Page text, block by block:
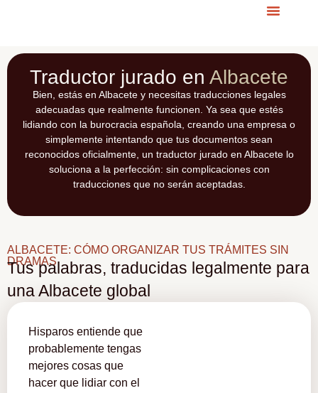
Traductor jurado en Albacete
Bien, estás en Albacete y necesitas traducciones legales
adecuadas que realmente funcionen. Ya sea que estés
lidiando con la burocracia española, creando una empresa o
simplemente intentando que tus documentos sean
reconocidos oficialmente, un traductor jurado en Albacete lo
soluciona a la perfección: sin complicaciones con
traducciones que no serán aceptadas.
ALBACETE: CÓMO ORGANIZAR TUS TRÁMITES SIN
DRAMAS
Tus palabras, traducidas legalmente para
una Albacete global
Hisparos entiende que
probablemente tengas
mejores cosas que
hacer que lidiar con el